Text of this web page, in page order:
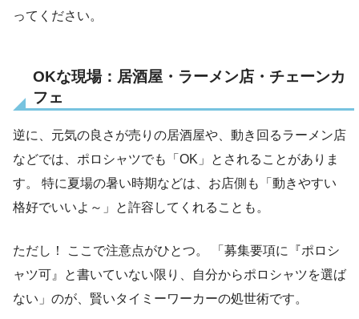
ってください。
OKな現場：居酒屋・ラーメン店・チェーンカ
フェ
逆に、元気の良さが売りの居酒屋や、動き回るラーメン店
などでは、ポロシャツでも「OK」とされることがありま
す。 特に夏場の暑い時期などは、お店側も「動きやすい
格好でいいよ～」と許容してくれることも。
ただし！ ここで注意点がひとつ。 「募集要項に『ポロシ
ャツ可』と書いていない限り、自分からポロシャツを選ば
ない」のが、賢いタイミーワーカーの処世術です。